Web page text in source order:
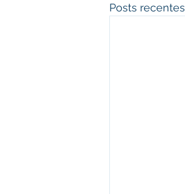
Posts recentes